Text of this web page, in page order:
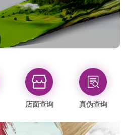
店面查询 真伪查询